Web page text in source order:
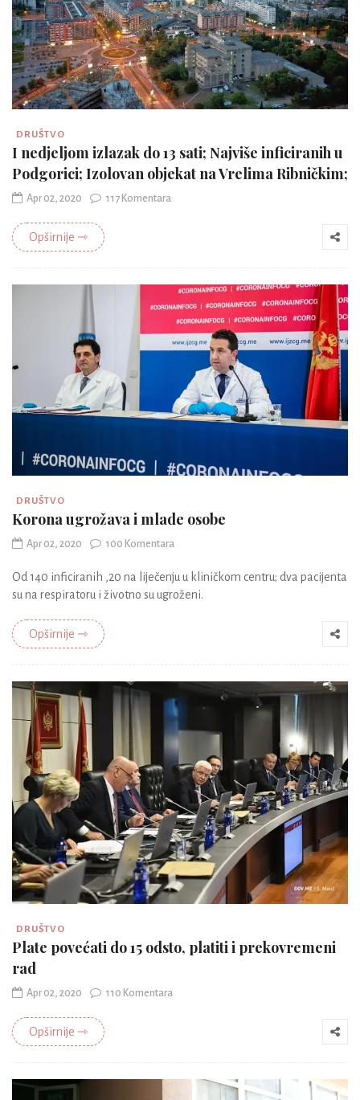
DRUŠTVO
I nedjeljom izlazak do 13 sati; Najviše inficiranih u
Podgorici; Izolovan objekat na Vrelima Ribničkim;
Apr 02, 2020 117 Komentara
Opširnije ⇾
DRUŠTVO
Korona ugrožava i mlade osobe
Apr 02, 2020 100 Komentara
Od 140 inficiranih ,20 na liječenju u kliničkom centru; dva pacijenta
su na respiratoru i životno su ugroženi.
Opširnije ⇾
DRUŠTVO
Plate povećati do 15 odsto, platiti i prekovremeni
rad
Apr 02, 2020 110 Komentara
Opširnije ⇾